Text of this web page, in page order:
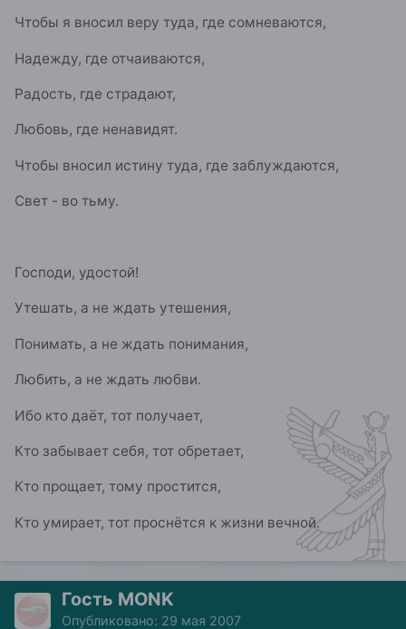
Чтобы я вносил веру туда, где сомневаются,
Надежду, где отчаиваются,
Радость, где страдают,
Любовь, где ненавидят.
Чтобы вносил истину туда, где заблуждаются,
Свет - во тьму.
Господи, удостой!
Утешать, а не ждать утешения,
Понимать, а не ждать понимания,
Любить, а не ждать любви.
Ибо кто даёт, тот получает,
Кто забывает себя, тот обретает,
Кто прощает, тому простится,
Кто умирает, тот проснётся к жизни вечной.
Гость MONK
Опубликовано: 29 мая 2007